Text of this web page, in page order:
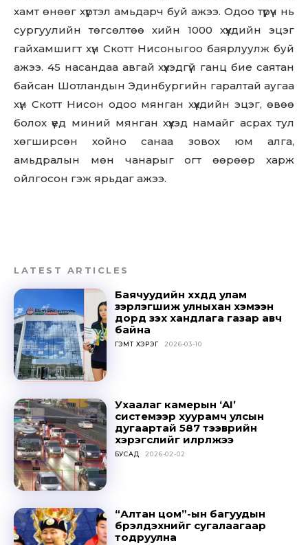
хамт өнөөг хүртэл амьдарч буй ажээ. Одоо түрүүч нь
сургуулийн төгсөлтөө хийн 1000 хүүхдийн эцэг
гайхамшигт хүн Скотт Нисоныгоо баярлуулж буй
ажээ. 45 насандаа авгай хүүхэдгүй ганц бие саятан
байсан Шотландын Эдинбургийн гаралтай аугаа
хүн Скотт Нисон одоо мянган хүүхдийн эцэг, өвөө
болох үед миний мянган хүүхэд намайг асрах тул
хөгширсөн хойно санаа зовох юм алга,
амьдралын мөн чанарыг огт өөрөөр харж
ойлгосон гэж ярьдаг ажээ.
LATEST ARTICLES
Баячуудийн хүүхдүүд улам
зэрлэгшиж улныхан хэмээн
дорд үзэх хандлага газар авч
байна
ГЭМТ ХЭРЭГ 2026-03-10
Ухаалаг камерын ‘AI’
системээр хуурамч улсын
дугаартай 587 тээврийн
хэрэгслийг илрүүлжээ
БУСАД 2026-02-02
“Алтан цом”-ын багуудын
бүрэлдэхүүнийг сугалаагаар
тодруулна